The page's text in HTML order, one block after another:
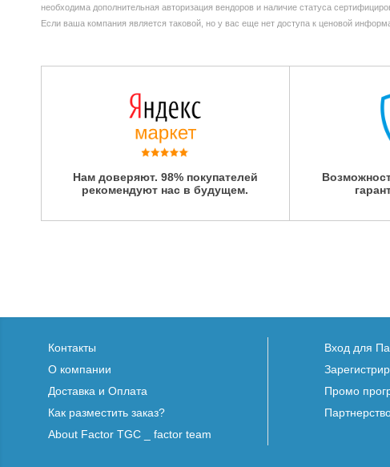
необходима дополнительная авторизация вендоров и наличие статуса
Если ваша компания является таковой, но у вас еще нет доступа к ценовой
Нам доверяют. 98% покупателей
рекомендуют нас в будущем.
Контакты
О компании
Доставка и Оплата
Как разместить заказ?
About Factor TGC _ factor team
Вход для
Промо